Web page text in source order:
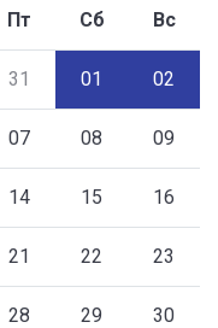
Пт Сб Вс
31 01 02
07 08 09
14 15 16
21 22 23
28 29 30